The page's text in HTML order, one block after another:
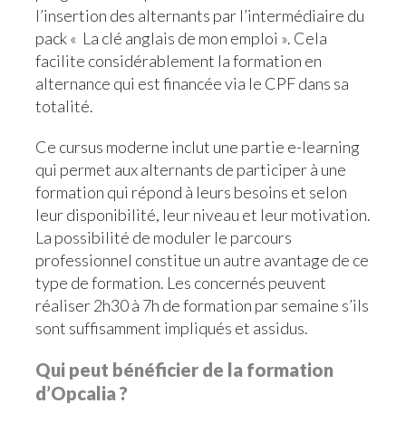
l’insertion des alternants par l’intermédiaire du
pack « La clé anglais de mon emploi ». Cela
facilite considérablement la formation en
alternance qui est financée via le CPF dans sa
totalité.
Ce cursus moderne inclut une partie e-learning
qui permet aux alternants de participer à une
formation qui répond à leurs besoins et selon
leur disponibilité, leur niveau et leur motivation.
La possibilité de moduler le parcours
professionnel constitue un autre avantage de ce
type de formation. Les concernés peuvent
réaliser 2h30 à 7h de formation par semaine s’ils
sont suffisamment impliqués et assidus.
Qui peut bénéficier de la formation
d’Opcalia ?